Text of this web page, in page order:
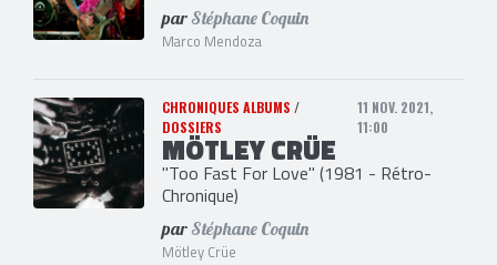
par Stéphane Coquin
Marco Mendoza
CHRONIQUES ALBUMS /
DOSSIERS
11 NOV. 2021,
11:00
MÖTLEY CRÜE
"Too Fast For Love" (1981 - Rétro-
Chronique)
par Stéphane Coquin
Mötley Crüe